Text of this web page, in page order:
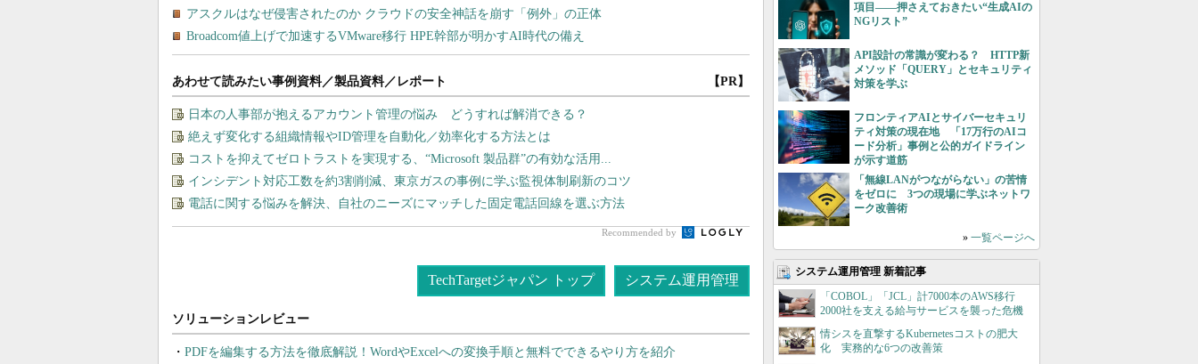
あわせて読みたい事例資料／製品資料／レポート 【PR】
日本の人事部が抱えるアカウント管理の悩み どうすれば解消できる？
絶えず変化する組織情報やID管理を自動化／効率化する方法とは
コストを抑えてゼロトラストを実現する、“Microsoft 製品群”の有効な活用...
インシデント対応工数を約3割削減、東京ガスの事例に学ぶ監視体制刷新のコツ
電話に関する悩みを解決、自社のニーズにマッチした固定電話回線を選ぶ方法
Recommended by
TechTargetジャパン トップ システム運用管理
PDFを編集する方法を徹底解説！WordやExcelへの変換手順と無料でできるやり方を紹介
項目――押さえておきたい“生成AIの
NGリスト”
API設計の常識が変わる？ HTTP新
メソッド「QUERY」とセキュリティ
対策を学ぶ
フロンティアAIとサイバーセキュリ
ティ対策の現在地 「17万行のAIコ
ード分析」事例と公的ガイドライン
が示す道筋
「無線LANがつながらない」の苦情
をゼロに 3つの現場に学ぶネットワ
ーク改善術
» 一覧ページへ
システム運用管理 新着記事
「COBOL」「JCL」計7000本のAWS移行
2000社を支える給与サービスを襲った危機
情シスを直撃するKubernetesコストの肥大
化 実務的な6つの改善策